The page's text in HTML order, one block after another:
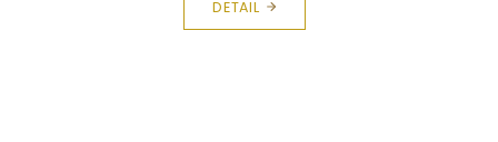
DETAIL